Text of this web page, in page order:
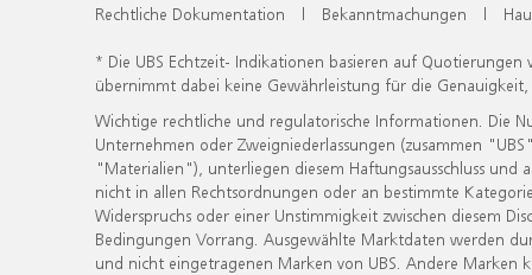
Rechtliche Dokumentation | Bekanntmachungen |
* Die UBS Echtzeit- Indikationen basieren auf
übernimmt dabei keine Gewährleistung für die
Wichtige rechtliche und regulatorische Informationen. Die
Unternehmen oder Zweigniederlassungen (zusammen
"Materialien"), unterliegen diesem Haftungsausschluss
nicht in allen Rechtsordnungen oder an bestimmte
Widerspruchs oder einer Unstimmigkeit zwischen diesem
Bedingungen Vorrang. Ausgewählte Marktdaten werden
und nicht eingetragenen Marken von UBS. Andere Marken